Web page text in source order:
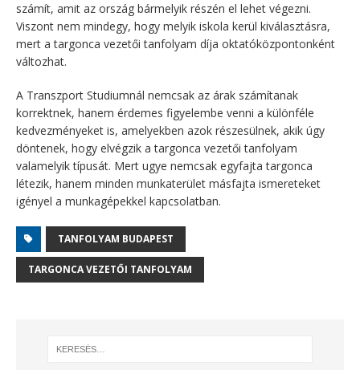
számít, amit az ország bármelyik részén el lehet végezni.
Viszont nem mindegy, hogy melyik iskola kerül kiválasztásra,
mert a targonca vezetői tanfolyam díja oktatóközpontonként
változhat.
A Transzport Studiumnál nemcsak az árak számítanak
korrektnek, hanem érdemes figyelembe venni a különféle
kedvezményeket is, amelyekben azok részesülnek, akik úgy
döntenek, hogy elvégzik a targonca vezetői tanfolyam
valamelyik típusát. Mert ugye nemcsak egyfajta targonca
létezik, hanem minden munkaterület másfajta ismereteket
igényel a munkagépekkel kapcsolatban.
TANFOLYAM BUDAPEST
TARGONCA VEZETŐI TANFOLYAM